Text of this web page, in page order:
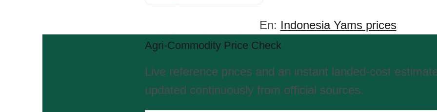
En: Indonesia Yams prices
Agri-Commodity Price Check
Live reference prices and an instant landed-cost
updated continuously from official sources.